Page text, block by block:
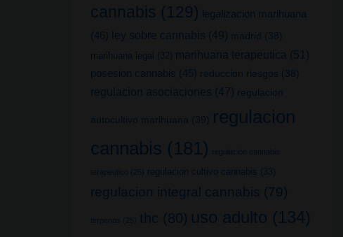
cannabis (129) legalizacion marihuana
(46) ley sobre cannabis (49) madrid (38)
marihuana legal (32) marihuana terapeutica (51)
posesion cannabis (45) reduccion riesgos (38)
regulacion asociaciones (47) regulacion
autocultivo marihuana (39)
regulacion
cannabis (181) regulacion cannabis
terapeutico (25) regulacion cultivo cannabis (33)
regulacion integral cannabis (79)
terpenos (25) thc (80) uso adulto (134)